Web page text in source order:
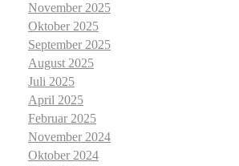
November 2025
Oktober 2025
September 2025
August 2025
Juli 2025
April 2025
Februar 2025
November 2024
Oktober 2024